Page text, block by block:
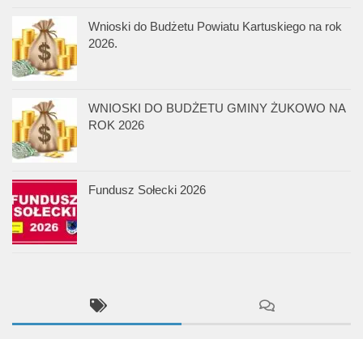
Wnioski do Budżetu Powiatu Kartuskiego na rok
2026.
WNIOSKI DO BUDŻETU GMINY ŻUKOWO NA
ROK 2026
Fundusz Sołecki 2026